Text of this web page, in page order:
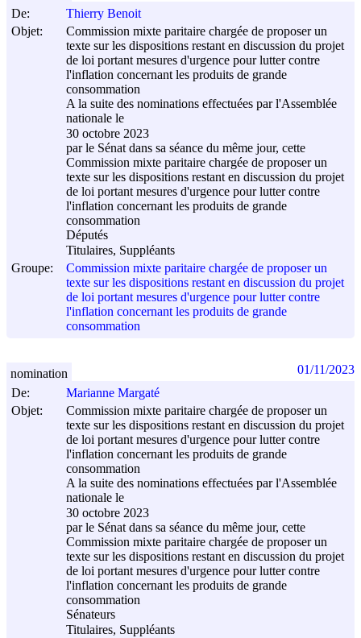
De:
Thierry Benoit
Objet:
Commission mixte paritaire chargée de proposer un
texte sur les dispositions restant en discussion du projet
de loi portant mesures d'urgence pour lutter contre
l'inflation concernant les produits de grande
consommation
A la suite des nominations effectuées par l'Assemblée
nationale le
30 octobre 2023
par le Sénat dans sa séance du même jour, cette
Commission mixte paritaire chargée de proposer un
texte sur les dispositions restant en discussion du projet
de loi portant mesures d'urgence pour lutter contre
l'inflation concernant les produits de grande
consommation
Députés
Titulaires, Suppléants
Groupe:
Commission mixte paritaire chargée de proposer un
texte sur les dispositions restant en discussion du projet
de loi portant mesures d'urgence pour lutter contre
l'inflation concernant les produits de grande
consommation
De:
Marianne Margaté
Objet:
Commission mixte paritaire chargée de proposer un
texte sur les dispositions restant en discussion du projet
de loi portant mesures d'urgence pour lutter contre
l'inflation concernant les produits de grande
consommation
A la suite des nominations effectuées par l'Assemblée
nationale le
30 octobre 2023
par le Sénat dans sa séance du même jour, cette
Commission mixte paritaire chargée de proposer un
texte sur les dispositions restant en discussion du projet
de loi portant mesures d'urgence pour lutter contre
l'inflation concernant les produits de grande
consommation
Sénateurs
Titulaires, Suppléants
nomination 01/11/2023